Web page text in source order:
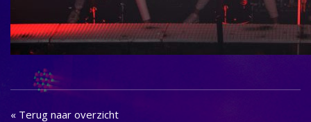
« Terug naar overzicht